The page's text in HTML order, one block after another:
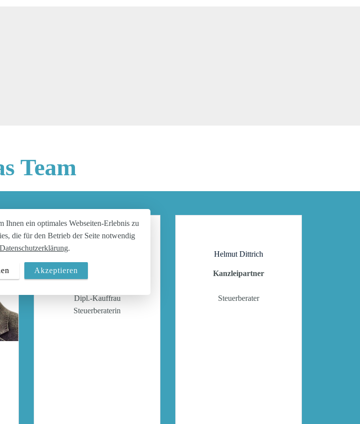
Team
Stefanie Jüliger-Peters
Kanzleipartnerin
Dipl.-Kauffrau
Steuerberaterin
Helmut Dittrich
Kanzleipartner
Steuerberater
Ihnen ein optimales Webseiten-Erlebnis zu
die für den Betrieb der Seite notwendig
Datenschutzerklärung.
Akzeptieren